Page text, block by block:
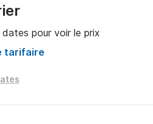
pour voir le prix
tarifaire